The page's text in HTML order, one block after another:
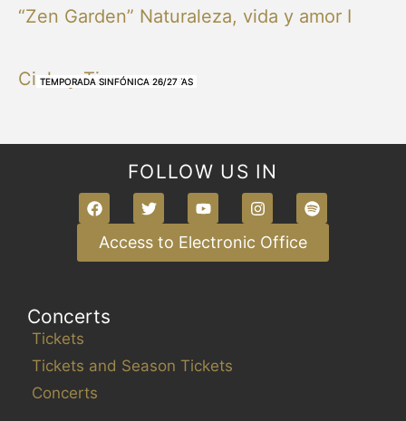
NUESTRAS BANDAS Y ORQUESTAS
NUESTRAS BANDAS Y ORQUESTAS
OTRAS MÚSICAS
NUESTRAS BANDAS Y ORQUESTAS
NUESTRAS BANDAS Y ORQUESTAS
TEMPORADA SINFÓNICA 26/27
TEMPORADA SINFÓNICA 26/27
“Zen Garden” Naturaleza, vida y amor I
TEMPORADA SINFÓNICA 26/27
Cielo y Tierra
TEMPORADA SINFÓNICA 26/27
FOLLOW US IN
Access to Electronic Office
Concerts
Tickets
Tickets and Season Tickets
Concerts